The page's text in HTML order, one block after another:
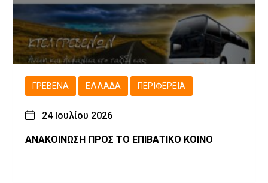
ΓΡΕΒΕΝΆ ΕΛΛΆΔΑ ΠΕΡΙΦΈΡΕΙΑ
24 Ιουλίου 2026
ΑΝΑΚΟΙΝΩΣΗ ΠΡΟΣ ΤΟ ΕΠΙΒΑΤΙΚΟ ΚΟΙΝΟ